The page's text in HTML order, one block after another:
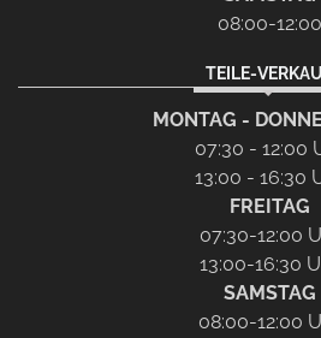
08:00-12:00
TEILE-
MONTAG -
07:30 - 12:00
13:00 - 16:30
FREITAG
07:30-12:00
13:00-16:30
SAMSTAG
08:00-12:00